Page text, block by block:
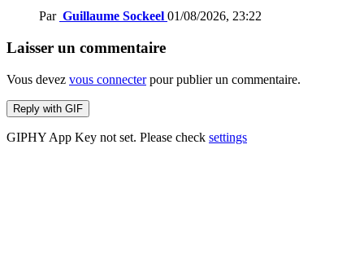
Par Guillaume Sockeel 01/08/2026, 23:22
Laisser un commentaire
Vous devez vous connecterpour publier un commentaire.
Reply with GIF
GIPHY App Key not set. Please check settings